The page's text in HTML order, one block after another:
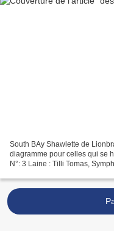
South BAy Shawlette de
diagramme pour celles qui se
N°: 3 Laine : Tilli Tomas,